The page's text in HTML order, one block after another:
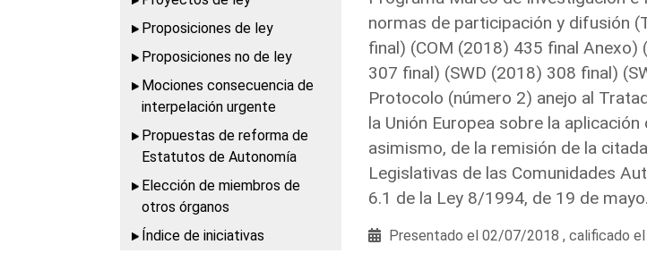
Proposiciones de ley
Proposiciones no de ley
Mociones consecuencia de
interpelación urgente
Propuestas de reforma de
Estatutos de Autonomía
Elección de miembros de
otros órganos
Índice de iniciativas
normas de participación y difusión
final) (COM (2018) 435 final Anexo)
307 final) (SWD (2018) 308 final)
Protocolo (número 2) anejo al
la Unión Europea sobre la
asimismo, de la remisión de la
Legislativas de las Comunidades
6.1 de la Ley 8/1994, de 19 de
Presentado el 02/07/2018 , calificado